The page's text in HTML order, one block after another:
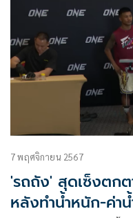
7 พฤศจิกายน 2567
'รถถัง' สุดเซ็งตก
หลังทำน้ำหนัก-ค่าน้